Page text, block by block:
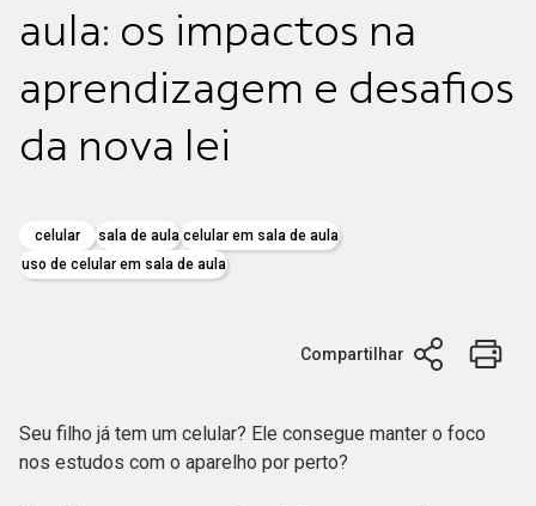
aula: os impactos na
aprendizagem e desafios
da nova lei
celular sala de aula celular em sala de aula
uso de celular em sala de aula
Compartilhar
Seu filho já tem um celular? Ele consegue manter o foco
nos estudos com o aparelho por perto?